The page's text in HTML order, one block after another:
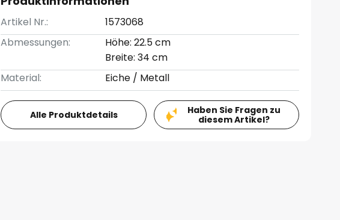
Artikel Nr.:
1573068
Abmessungen:
Höhe: 22.5 cm
Breite: 34 cm
Material:
Eiche / Metall
Alle Produktdetails
Haben Sie Fragen zu
diesem Artikel?